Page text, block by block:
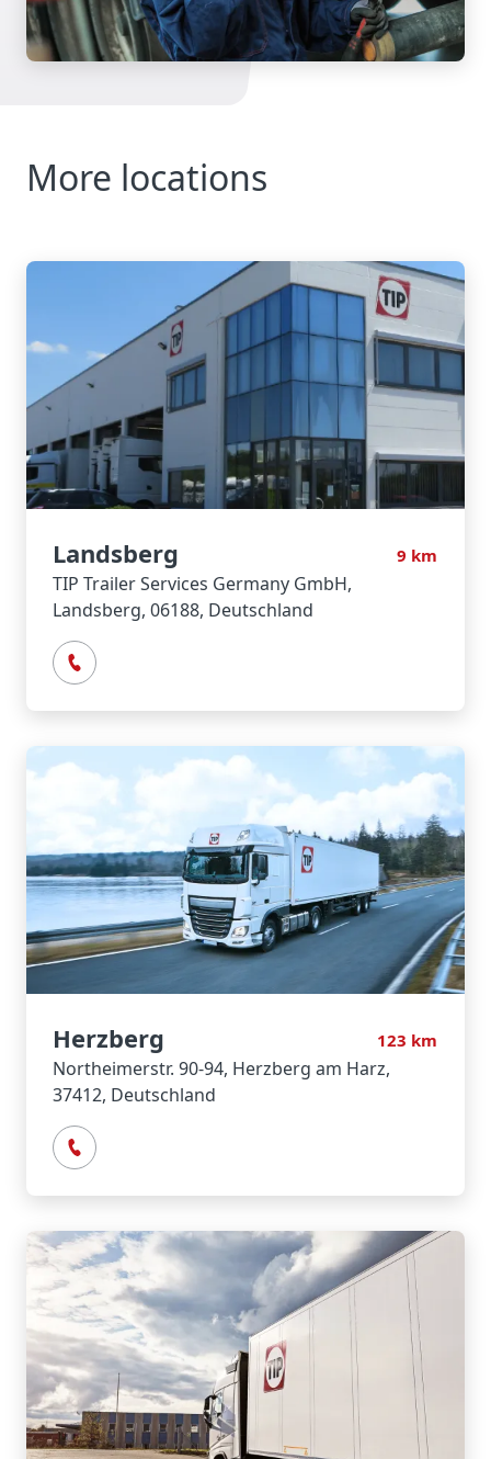
More locations
9 km
Landsberg
TIP Trailer Services Germany GmbH,
Landsberg, 06188, Deutschland
123 km
Herzberg
Northeimerstr. 90-94, Herzberg am Harz,
37412, Deutschland